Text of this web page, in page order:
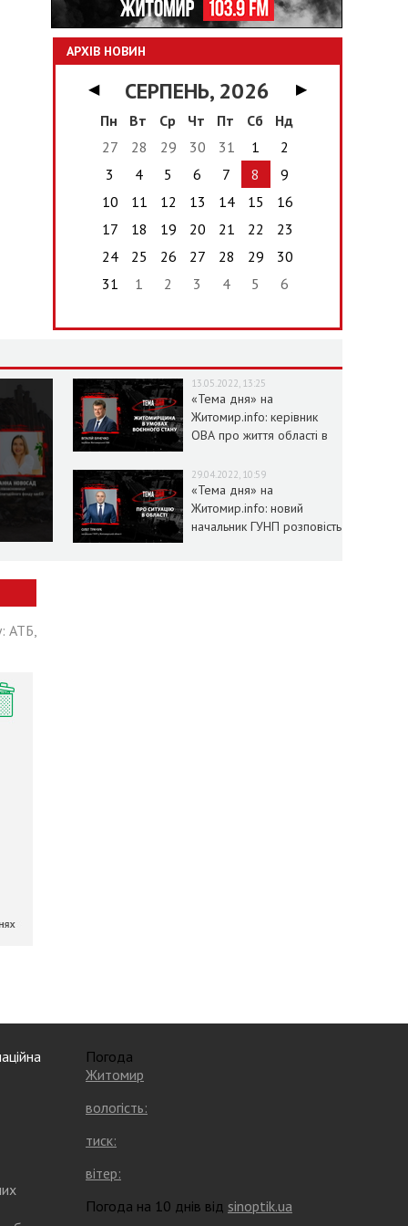
АРХІВ НОВИН
◀ СЕРПЕНЬ, 2026
▶
Пн
Вт Ср Чт Пт Сб
Нд
27
28 29 30 31 1
2
3
4 5 6 7 8
9
10
11 12 13 14 15
16
17
18 19 20 21 22
23
24
25 26 27 28 29
30
31
1 2 3 4 5 6
13.05.2022, 13:25
«Тема дня» на
Житомир.info: керівник
ОВА про життя області в
29.04.2022, 10:59
«Тема дня» на
Житомир.info: новий
начальник ГУНП розповість
АТБ,
Погода
Житомир
вологість:
тиск:
вітер:
Погода на 10 днів від sinoptik.ua